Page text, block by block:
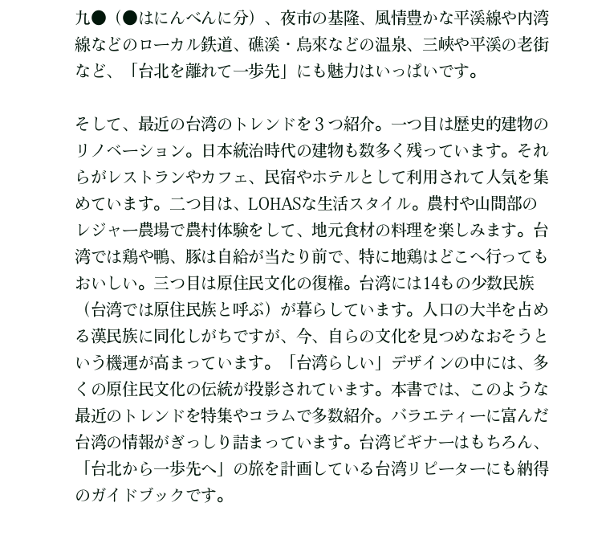
九●（●はにんべんに分）、夜市の基隆、風情豊かな平溪線や内湾
線などのローカル鉄道、礁溪・烏來などの温泉、三峽や平溪の老街
など、「台北を離れて一歩先」にも魅力はいっぱいです。
そして、最近の台湾のトレンドを３つ紹介。一つ目は歴史的建物の
リノベーション。日本統治時代の建物も数多く残っています。それ
らがレストランやカフェ、民宿やホテルとして利用されて人気を集
めています。二つ目は、LOHASな生活スタイル。農村や山間部の
レジャー農場で農村体験をして、地元食材の料理を楽しみます。台
湾では鶏や鴨、豚は自給が当たり前で、特に地鶏はどこへ行っても
おいしい。三つ目は原住民文化の復権。台湾には14もの少数民族
（台湾では原住民族と呼ぶ）が暮らしています。人口の大半を占め
る漢民族に同化しがちですが、今、自らの文化を見つめなおそうと
いう機運が高まっています。「台湾らしい」デザインの中には、多
くの原住民文化の伝統が投影されています。本書では、このような
最近のトレンドを特集やコラムで多数紹介。バラエティーに富んだ
台湾の情報がぎっしり詰まっています。台湾ビギナーはもちろん、
「台北から一歩先へ」の旅を計画している台湾リピーターにも納得
のガイドブックです。